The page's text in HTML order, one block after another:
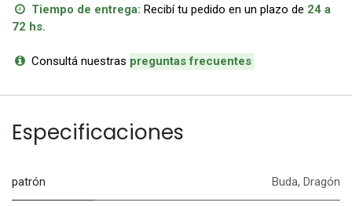
Tiempo de entrega: Recibí tu pedido en un plazo de 24 a
72 hs.
Consultá nuestras preguntas frecuentes
Especificaciones
patrón Buda, Dragón